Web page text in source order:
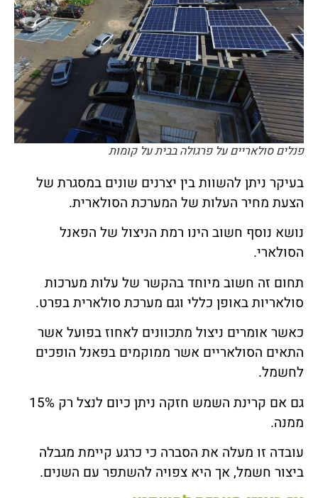
פנלים סולאריים על פרגולה בבית על קומות
בעיקר ניתן להשוות בין יצרנים שונים במסגרת של
הצעת מחיר העלות של המערכת הסולארית.
נושא נוסף חשוב הינו רמת הניצול של הפאנל
הסולארי.
תחום זה חשוב מיוחד בהקשר של עלות מערכות
סולאריות באופן כללי וגם מערכת סולארית בפרט.
כאשר אומרים ניצול מתכוונים לאחוז בפועל אשר
התאים הסולאריים אשר ממוקמים בפאנל הופכים
לחשמל.
גם אם קרינת השמש חזקה ניתן כיום לנצל רק 15%
ממנה.
עובדה זו מעלה את הסברה כי כרגע קיימת מגבלה
ביצור חשמל, אך היא צפויה להשתפר עם השנים.